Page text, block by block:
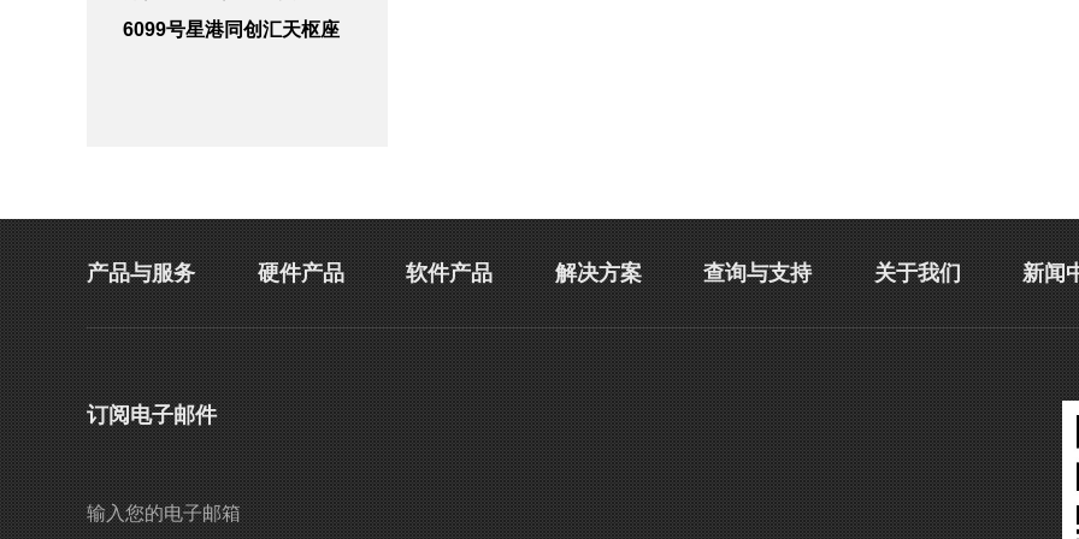
6099号星港同创汇天枢座
产品与服务 硬件产品 软件产品 解决方案 查询与支持 关于我们 新闻
订阅电子邮件